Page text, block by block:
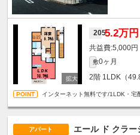
2055.2万円
5,000円
敷0ヶ月
2階 1LDK（
インターネット無料です/1LDK・宅
アパート エール ド クラー